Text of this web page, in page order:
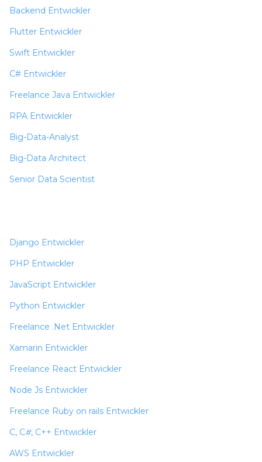
Backend Entwickler
Flutter Entwickler
Swift Entwickler
C# Entwickler
Freelance Java Entwickler
RPA Entwickler
Big-Data-Analyst
Big-Data Architect
Senior Data Scientist
Django Entwickler
PHP Entwickler
JavaScript Entwickler
Python Entwickler
Freelance .Net Entwickler
Xamarin Entwickler
Freelance React Entwickler
Node Js Entwickler
Freelance Ruby on rails Entwickler
C, C#, C++ Entwickler
AWS Entwickler